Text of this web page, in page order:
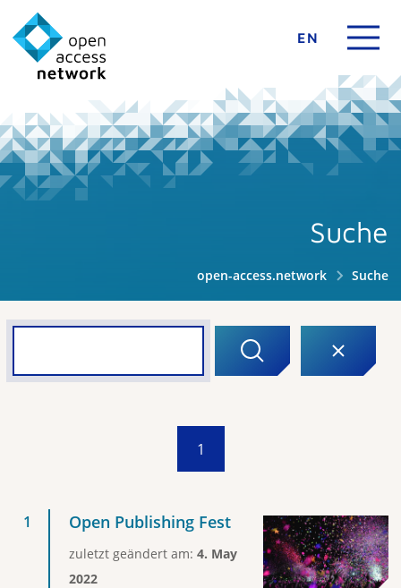
EN
Suche
open-access.network Suche
1
Open Publishing Fest
zuletzt geändert am: 4. May
2022